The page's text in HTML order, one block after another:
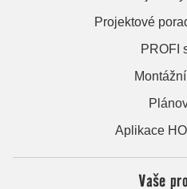
Projektové
PROFI
Aplikace
Vaše